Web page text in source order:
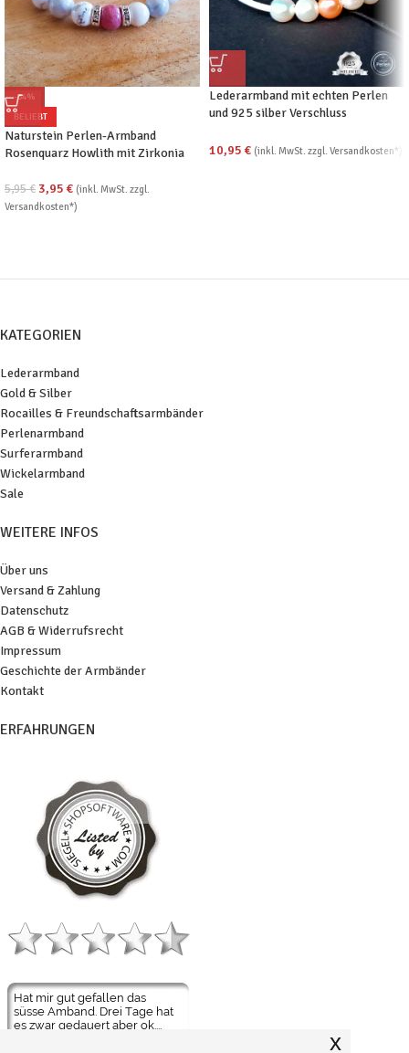
-34%
BELIEBT
Naturstein Perlen-Armband
Rosenquarz Howlith mit Zirkonia
5,95€ 3,95 € (inkl. MwSt. zzgl.
Versandkosten*)
Lederarmband mit echten Perlen
und 925 silber Verschluss
10,95 € (inkl. MwSt. zzgl. Versandkosten*)
KATEGORIEN
Lederarmband
Gold & Silber
Rocailles & Freundschaftsarmbänder
Perlenarmband
Surferarmband
Wickelarmband
Sale
WEITERE INFOS
Über uns
Versand & Zahlung
Datenschutz
AGB & Widerrufsrecht
Impressum
Geschichte der Armbänder
Kontakt
ERFAHRUNGEN
x